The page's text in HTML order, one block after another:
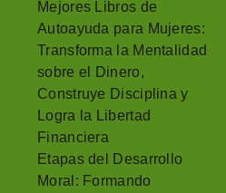
Mejores Libros de
Autoayuda para Mujeres:
Transforma la Mentalidad
sobre el Dinero,
Construye Disciplina y
Logra la Libertad
Financiera
Etapas del Desarrollo
Moral: Formando